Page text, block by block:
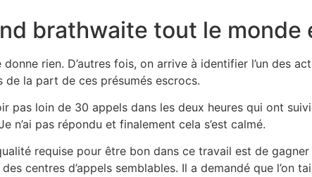
brathwaite tout le
rien. D’autres fois, on arrive à identifier l’un des
de la part de ces présumés escrocs.
pas loin de 30 appels dans les deux heures qui ont
n’ai pas répondu et finalement cela s’est calmé.
requise pour être bon dans ce travail est de
centres d’appels semblables. Il a demandé que l’on